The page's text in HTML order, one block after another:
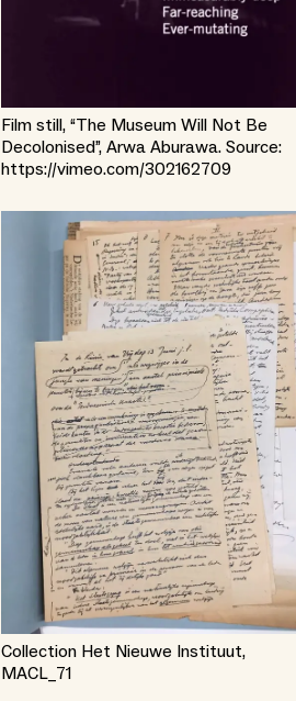
Film still, “The Museum Will Not Be
Decolonised”, Arwa Aburawa. Source:
https://vimeo.com/302162709
Collection Het Nieuwe Instituut,
MACL_71